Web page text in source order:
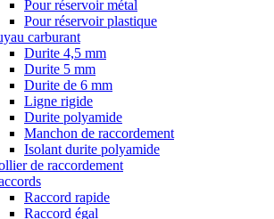
Pour réservoir métal
Pour réservoir plastique
carburant
Durite 4,5 mm
Durite 5 mm
Durite de 6 mm
Ligne rigide
Durite polyamide
Manchon de raccordement
Isolant durite polyamide
de raccordement
Raccord rapide
Raccord égal